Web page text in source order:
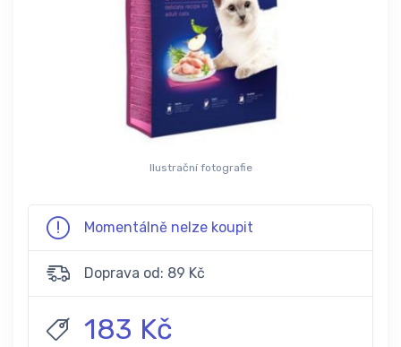
Ilustrační fotografie
Momentálně nelze koupit
Doprava od: 89 Kč
183 Kč